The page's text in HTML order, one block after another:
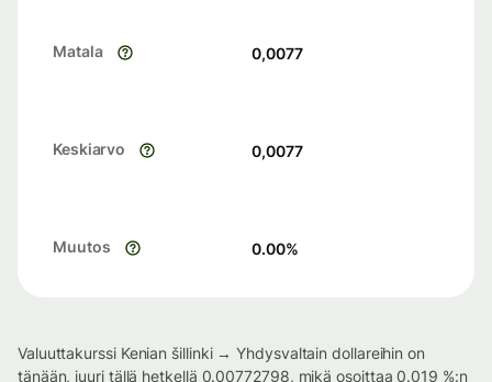
Matala 0,0077
Keskiarvo 0,0077
Muutos 0.00%
Valuuttakurssi Kenian šillinki → Yhdysvaltain dollareihin on
tänään, juuri tällä hetkellä 0.00772798, mikä osoittaa 0.019 %:n